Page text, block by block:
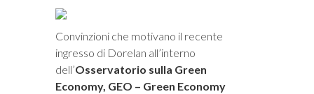
Convinzioni che motivano il recente
ingresso di Dorelan all’interno
dell’Osservatorio sulla Green
Economy, GEO – Green Economy